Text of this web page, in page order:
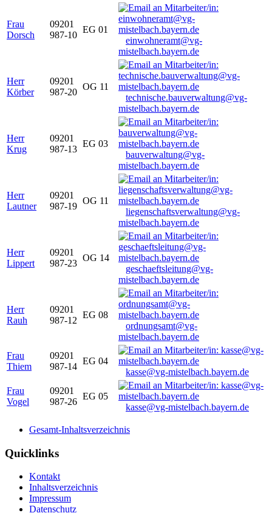
Frau
Dorsch
09201
987-10
EG 01
einwohneramt@vg-
mistelbach.bayern.de
Herr
Körber
09201
987-20
OG 11
technische.bauverwaltung@vg-
mistelbach.bayern.de
Herr
Krug
09201
987-13
EG 03
bauverwaltung@vg-
mistelbach.bayern.de
Herr
Lautner
09201
987-19
OG 11
liegenschaftsverwaltung@vg-
mistelbach.bayern.de
Herr
Lippert
09201
987-23
OG 14
geschaeftsleitung@vg-
mistelbach.bayern.de
Herr
Rauh
09201
987-12
EG 08
ordnungsamt@vg-
mistelbach.bayern.de
Frau
Thiem
09201
987-14
EG 04
kasse@vg-mistelbach.bayern.de
Frau
Vogel
09201
987-26
EG 05
kasse@vg-mistelbach.bayern.de
Gesamt-Inhaltsverzeichnis
Quicklinks
Kontakt
Inhaltsverzeichnis
Impressum
Datenschutz